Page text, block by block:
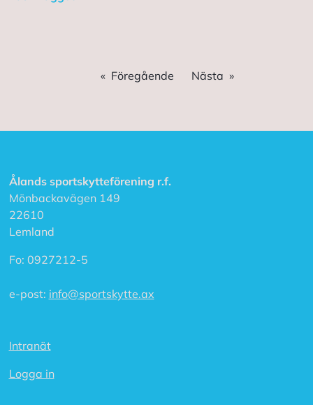
Föregående Nästa
Ålands sportskytteförening r.f.
Mönbackavägen 149
22610
Lemland
Fo: 0927212-5
e-post: info@sportskytte.ax
Intranät
Logga in